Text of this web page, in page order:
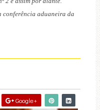
conferência aduaneira da
Google+